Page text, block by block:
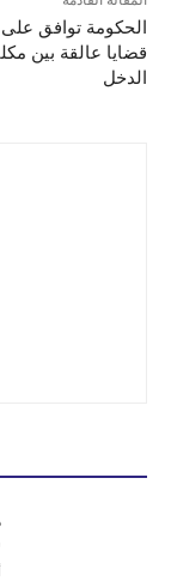
قضايا عالقة بين
الدخل